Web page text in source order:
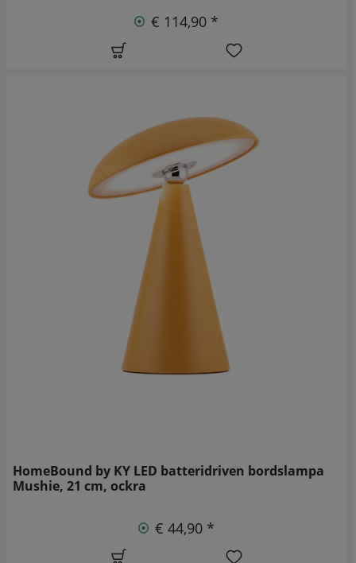
€ 114,90 *
HomeBound by KY LED batteridriven bordslampa
Mushie, 21 cm, ockra
€ 44,90 *